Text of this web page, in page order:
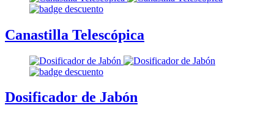
Canastilla Telescópica
Dosificador de Jabón